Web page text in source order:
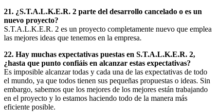
21. ¿S.T.A.L.K.E.R. 2 parte del desarrollo cancelado o es un
nuevo proyecto?
S.T.A.L.K.E.R. 2 es un proyecto completamente nuevo que emplea
las mejores ideas que tenemos en la empresa.
22. Hay muchas expectativas puestas en S.T.A.L.K.E.R. 2,
¿hasta que punto confiáis en alcanzar estas expectativas?
Es imposible alcanzar todas y cada una de las expectativas de todo
el mundo, ya que todos tienen sus pequeñas propuestas o ideas. Sin
embargo, sabemos que los mejores de los mejores están trabajando
en el proyecto y lo estamos haciendo todo de la manera más
eficiente posible.